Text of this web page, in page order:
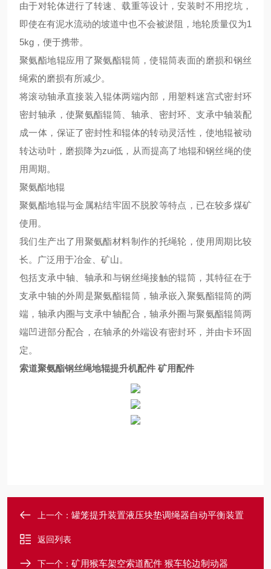
由于对轮体进行了转速、载重等设计，安装时不用挖坑，
即使在有泥水流动的坡道中也不会被淤阻，地轮质量仅为1
5kg，便于携带。
聚氨酯地辊应用了聚氨酯辊筒，使辊筒表面的磨损和钢丝
绳索的磨损有所减少。
将滚动轴承直接装入辊体两端内部，用塑料迷宫式密封环
密封轴承，使聚氨酯辊筒、轴承、密封环、支承中轴装配
成一体，保证了密封性和辊体的转动灵活性，使地辊被动
转达动叶，磨损降为zui低，从而提高了地辊和钢丝绳的使
用 周期。
聚氨酯地辊
聚氨酯地辊与金属粘结牢固不脱胶等特点，已在较多煤矿
使用。
我们生产出了用聚氨酯材料制作的托绳轮，使用周期比较
长。广泛用于冶金、矿山。
包括支承中轴、轴承和与钢丝绳接触的辊筒，其特征在于
支承中轴的外周是聚氨酯辊筒，轴承嵌入聚氨酯辊筒的两
端，轴承内圈与支承中轴配合，轴承外圈与聚氨酯辊筒两
端凹进部分配合，在轴承的外端设有密封环，并由卡环固
定。
索道聚氨酯钢丝绳地辊提升机配件 矿用配件
上一个： 罐笼提升装置液压块垫调绳器自动平衡装置
返回列表
下一个： 矿用猴车架空索道配件 猴车轮边制动器